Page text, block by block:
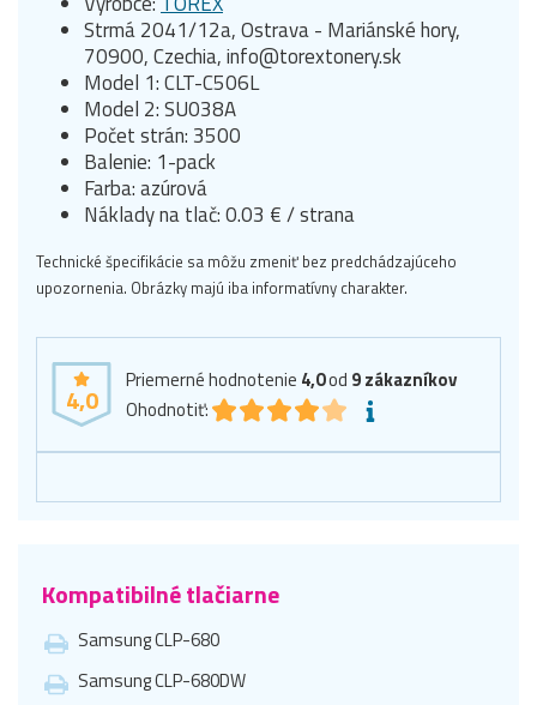
Strmá 2041/12a, Ostrava - Mariánské hory,
70900, Czechia, info@torextonery.sk
Model 1: CLT-C506L
Model 2: SU038A
Počet strán: 3500
Balenie: 1-pack
Farba: azúrová
Náklady na tlač: 0.03 € / strana
Technické špecifikácie sa môžu zmeniť bez predchádzajúceho
upozornenia. Obrázky majú iba informatívny charakter.
4,0
Priemerné hodnotenie 4,0od 9zákazníkov
Ohodnotiť:
Kompatibilné tlačiarne
Samsung CLP-680
Samsung CLP-680DW